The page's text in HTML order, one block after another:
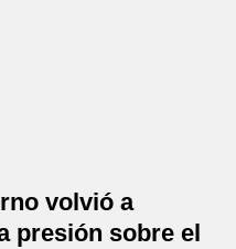
volvió a
presión sobre el